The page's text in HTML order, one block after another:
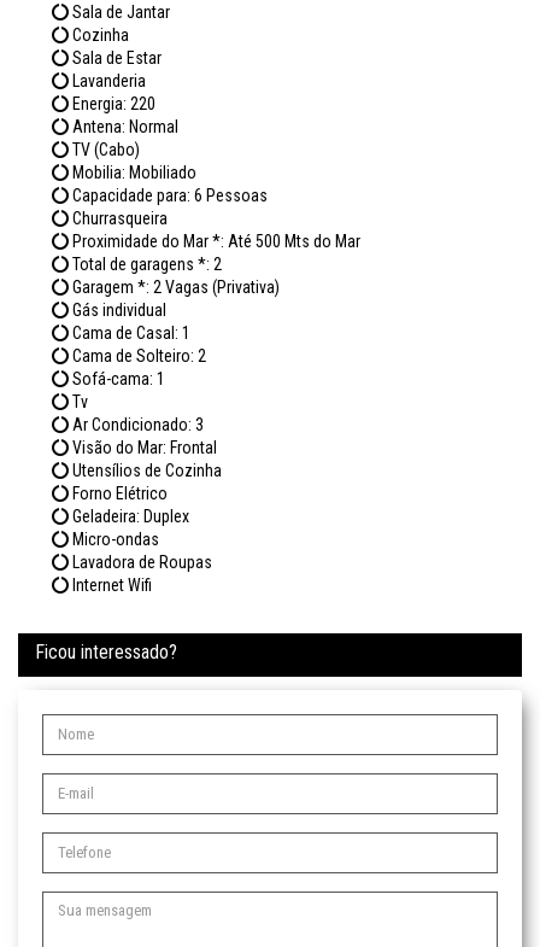
Sala de Jantar
Cozinha
Sala de Estar
Lavanderia
Energia: 220
Antena: Normal
TV (Cabo)
Mobilia: Mobiliado
Capacidade para: 6 Pessoas
Churrasqueira
Proximidade do Mar *: Até 500 Mts do Mar
Total de garagens *: 2
Garagem *: 2 Vagas (Privativa)
Gás individual
Cama de Casal: 1
Cama de Solteiro: 2
Sofá-cama: 1
Tv
Ar Condicionado: 3
Visão do Mar: Frontal
Utensílios de Cozinha
Forno Elétrico
Geladeira: Duplex
Micro-ondas
Lavadora de Roupas
Internet Wifi
Ficou interessado?